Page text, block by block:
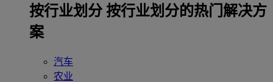
‌按行业划分 按行业划分的热门解决方
案
汽车
农业